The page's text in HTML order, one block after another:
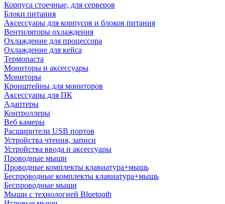
Корпуса стоечные, для серверов
Блоки питания
Аксессуары для корпусов и блоков питания
Вентиляторы охлаждения
Охлаждение для процессора
Охлаждение для кейса
Термопаста
Мониторы и аксессуары
Мониторы
Кронштейны для мониторов
Аксессуары для ПК
Адаптеры
Контроллеры
Веб камеры
Расширители USB портов
Устройства чтения, записи
Устройства ввода и аксессуары
Проводные мыши
Проводные комплекты клавиатура+мышь
Беспроводные комплекты клавиатура+мышь
Беспроводные мыши
Мыши с технологией Bluetooth